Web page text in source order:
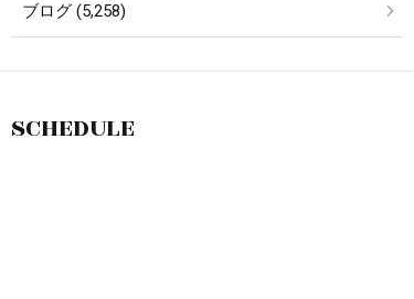
ブログ (5,258)
SCHEDULE